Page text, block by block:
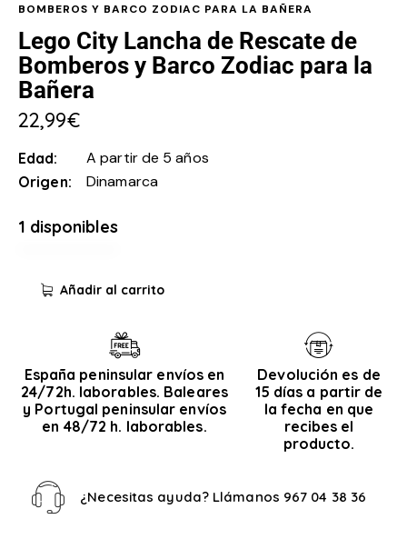
BOMBEROS Y BARCO ZODIAC PARA LA BAÑERA
Lego City Lancha de Rescate de
Bomberos y Barco Zodiac para la
Bañera
22,99€
Edad A partir de 5 años
Origen Dinamarca
1 disponibles
Añadir al carrito
España peninsular envíos en
24/72h. laborables. Baleares
y Portugal peninsular envíos
en 48/72 h. laborables.
Devolución es de
15 días a partir de
la fecha en que
recibes el
producto.
¿Necesitas ayuda? Llámanos 967 04 38 36